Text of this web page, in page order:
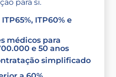
para si.
ITP60% e
médicos para
e 50 anos
simplificado